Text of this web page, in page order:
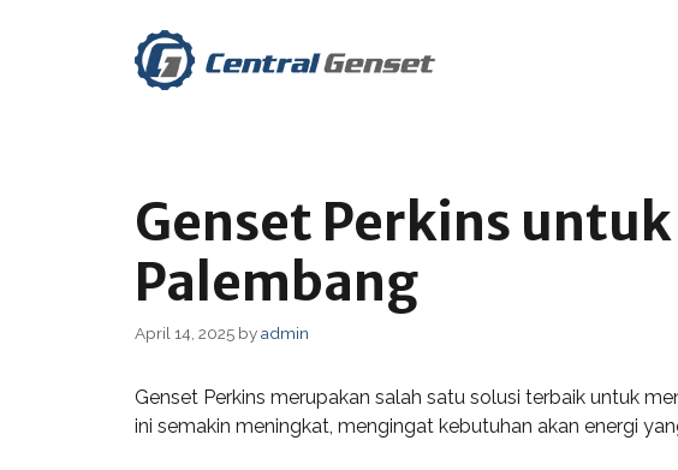
Genset Perkins
Palembang
April 14, 2025 byadmin
Genset Perkins merupakan salah satu solusi terbaik untuk
ini semakin meningkat, mengingat kebutuhan akan energi